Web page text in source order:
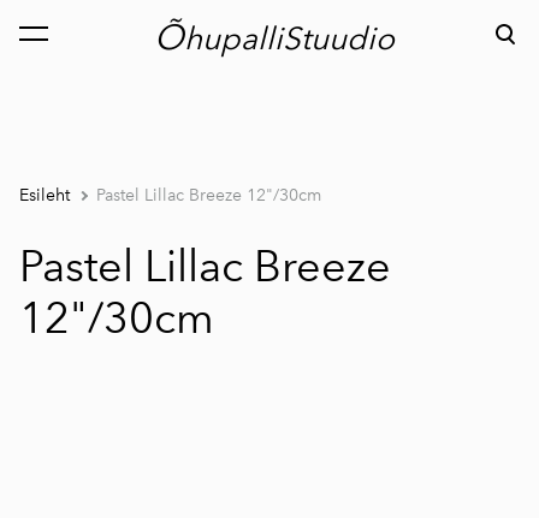
ÕhupalliStuudio
lisati ostukorvi. Vaata ostukorvi
Esileht Pastel Lillac Breeze 12"/30cm
Pastel Lillac Breeze
12"/30cm